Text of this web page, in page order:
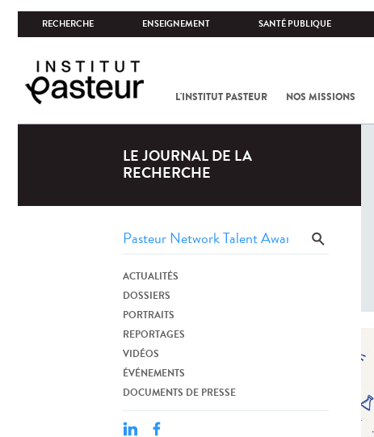
RECHERCHE ENSEIGNEMENT SANTÉ PUBLIQUE
L'INSTITUT PASTEUR NOS MISSIONS
LE JOURNAL DE LA
RECHERCHE
ACTUALITÉS
DOSSIERS
PORTRAITS
REPORTAGES
VIDÉOS
ÉVÉNEMENTS
DOCUMENTS DE PRESSE